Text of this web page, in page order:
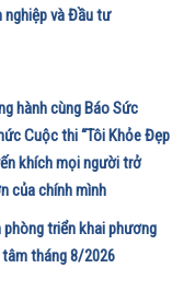
nghiệp và Đầu tư
hành cùng Báo Sức
Cuộc thi “Tôi Khỏe Đẹp
khích mọi người trở
của chính mình
phòng triển khai phương
tháng 8/2026